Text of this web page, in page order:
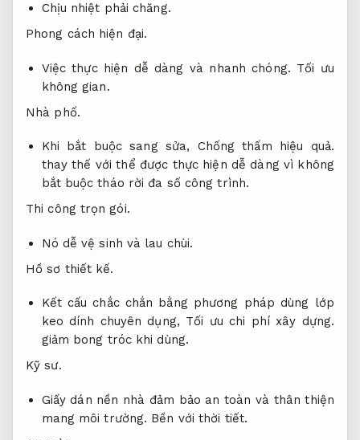
Chịu nhiệt phải chăng.
Phong cách hiện đại.
Việc thực hiện dễ dàng và nhanh chóng. Tối ưu
không gian.
Nhà phố.
Khi bắt buộc sang sửa, Chống thấm hiệu quả.
thay thế với thể được thực hiện dễ dàng vì không
bắt buộc tháo rời đa số công trình.
Thi công trọn gói.
Nó dễ vệ sinh và lau chùi.
Hồ sơ thiết kế.
Kết cấu chắc chắn bằng phương pháp dùng lớp
keo dính chuyên dụng, Tối ưu chi phí xây dựng.
giảm bong tróc khi dùng.
Kỹ sư.
Giấy dán nền nhà đảm bảo an toàn và thân thiện
mang môi trường. Bền với thời tiết.